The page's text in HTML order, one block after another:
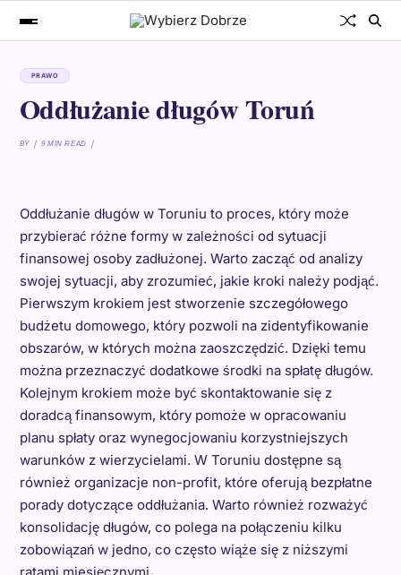
PRAWO
Oddłużanie długów Toruń
BY 9 MIN READ
Oddłużanie długów w Toruniu to proces, który może
przybierać różne formy w zależności od sytuacji
finansowej osoby zadłużonej. Warto zacząć od analizy
swojej sytuacji, aby zrozumieć, jakie kroki należy podjąć.
Pierwszym krokiem jest stworzenie szczegółowego
budżetu domowego, który pozwoli na zidentyfikowanie
obszarów, w których można zaoszczędzić. Dzięki temu
można przeznaczyć dodatkowe środki na spłatę długów.
Kolejnym krokiem może być skontaktowanie się z
doradcą finansowym, który pomoże w opracowaniu
planu spłaty oraz wynegocjowaniu korzystniejszych
warunków z wierzycielami. W Toruniu dostępne są
również organizacje non-profit, które oferują bezpłatne
porady dotyczące oddłużania. Warto również rozważyć
konsolidację długów, co polega na połączeniu kilku
zobowiązań w jedno, co często wiąże się z niższymi